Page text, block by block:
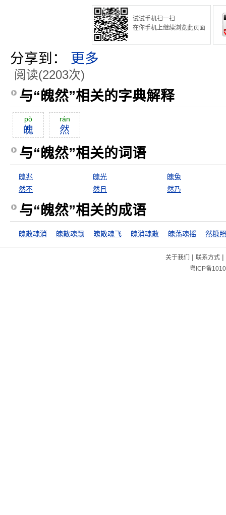
试试手机扫一扫
在你手机上继续浏览此页面
分享到： 更多
阅读(2203次)
与“魄然”相关的字典解释
pò
魄
rán
然
与“魄然”相关的词语
魄兆 魄光
魄兔
然不
然且 然乃
与“魄然”相关的成语
魄散魂消 魄散魂飘 魄散魂飞 魄消魂散 魄荡魂摇 然糠
关于我们 | 联系方式|
粤ICP备